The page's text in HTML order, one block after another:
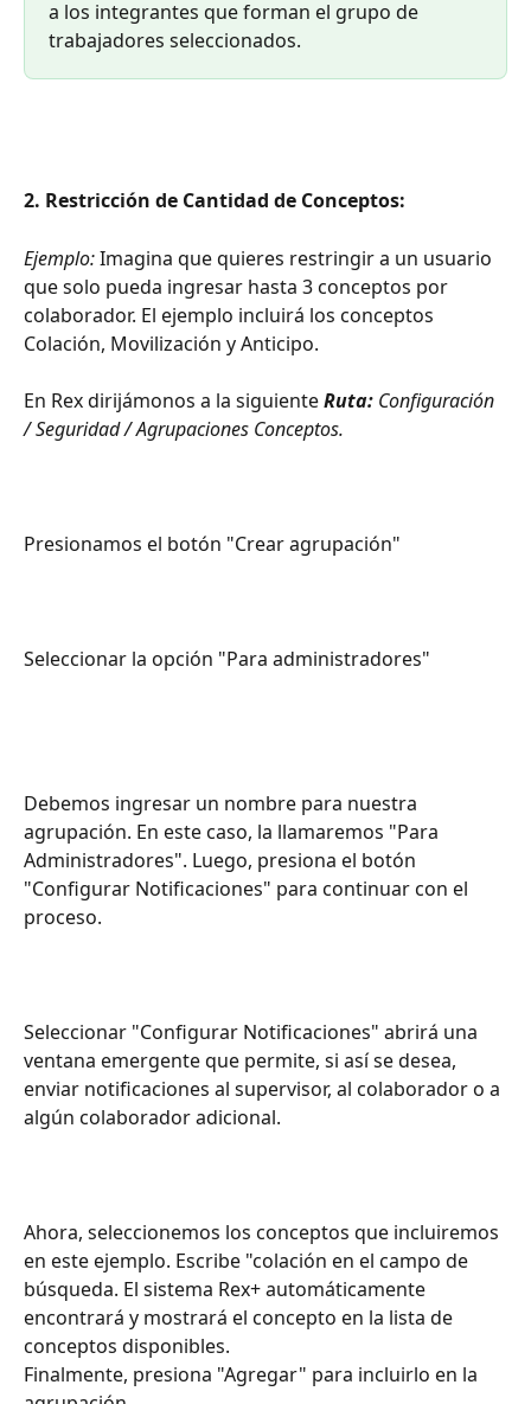
a los integrantes que forman el grupo de
trabajadores seleccionados.
2. Restricción de Cantidad de Conceptos:
Ejemplo: Imagina que quieres restringir a un usuario
que solo pueda ingresar hasta 3 conceptos por
colaborador. El ejemplo incluirá los conceptos
Colación, Movilización y Anticipo.
En Rex dirijámonos a la siguiente Ruta: Configuración
/ Seguridad / Agrupaciones Conceptos.
Presionamos el botón "Crear agrupación"
Seleccionar la opción "Para administradores"
Debemos ingresar un nombre para nuestra
agrupación. En este caso, la llamaremos "Para
Administradores". Luego, presiona el botón
"Configurar Notificaciones" para continuar con el
proceso.
Seleccionar "Configurar Notificaciones" abrirá una
ventana emergente que permite, si así se desea,
enviar notificaciones al supervisor, al colaborador o a
algún colaborador adicional.
Ahora, seleccionemos los conceptos que incluiremos
en este ejemplo. Escribe "colación en el campo de
búsqueda. El sistema Rex+ automáticamente
encontrará y mostrará el concepto en la lista de
conceptos disponibles.
Finalmente, presiona "Agregar" para incluirlo en la